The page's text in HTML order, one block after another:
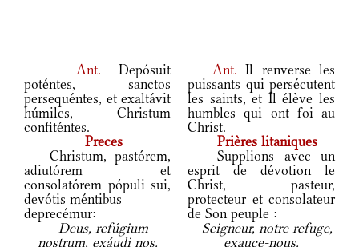
Ant. Depósuit
poténtes, sanctos
persequéntes, et exaltávit
húmiles, Christum
confiténtes.
Ant.Il renverse les
puissants qui persécutent
les saints, et Il élève les
humbles qui ont foi au
Christ.
Preces
Prières litaniques
Christum, pastórem,
adiutórem et
consolatórem pópuli sui,
devótis méntibus
deprecémur:
Supplions avec un
esprit de dévotion le
Christ, pasteur,
protecteur et consolateur
de Son peuple :
Deus, refúgium
nostrum, exáudi nos.
Seigneur, notre refuge,
exauce-nous.